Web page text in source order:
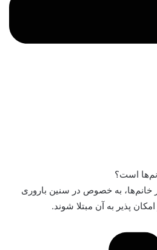
است؟
خانم‌ها، به خصوص در سنین باروری
پذیر به آن مبتلا شوند.